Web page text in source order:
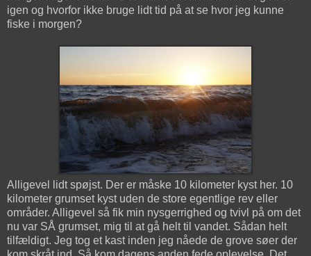
igen og hvorfor ikke bruge lidt tid på at se hvor jeg kunne
fiske i morgen?
Alligevel lidt spøjst. Der er måske 10 kilometer kyst her. 10
kilometer grumset kyst uden de store egentlige rev eller
områder. Alligevel så fik min nysgerrighed og tvivl på om det
nu var SÅ grumset, mig til at gå helt til vandet. Sådan helt
tilfældigt. Jeg tog et kast inden jeg nåede de grove søer der